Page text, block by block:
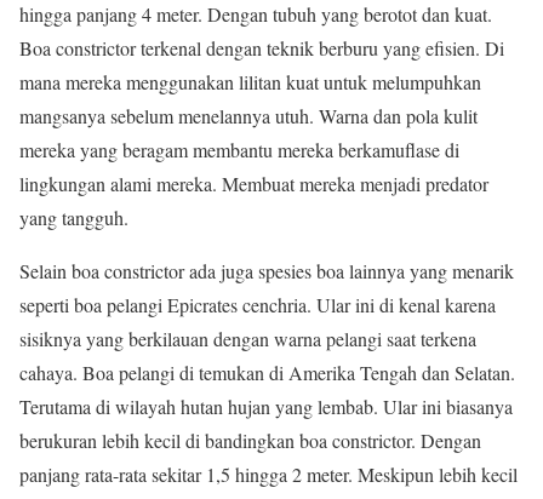
hingga panjang 4 meter. Dengan tubuh yang berotot dan kuat.
Boa constrictor terkenal dengan teknik berburu yang efisien. Di
mana mereka menggunakan lilitan kuat untuk melumpuhkan
mangsanya sebelum menelannya utuh. Warna dan pola kulit
mereka yang beragam membantu mereka berkamuflase di
lingkungan alami mereka. Membuat mereka menjadi predator
yang tangguh.
Selain boa constrictor ada juga spesies boa lainnya yang menarik
seperti boa pelangi Epicrates cenchria. Ular ini di kenal karena
sisiknya yang berkilauan dengan warna pelangi saat terkena
cahaya. Boa pelangi di temukan di Amerika Tengah dan Selatan.
Terutama di wilayah hutan hujan yang lembab. Ular ini biasanya
berukuran lebih kecil di bandingkan boa constrictor. Dengan
panjang rata-rata sekitar 1,5 hingga 2 meter. Meskipun lebih kecil